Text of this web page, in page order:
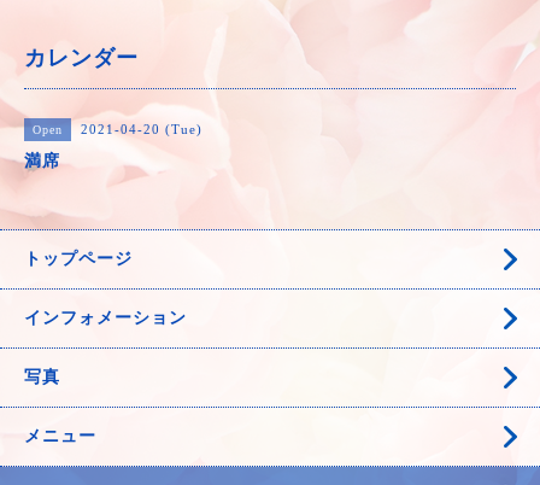
カレンダー
Open 2021-04-20 (Tue)
満席
トップページ
インフォメーション
写真
メニュー